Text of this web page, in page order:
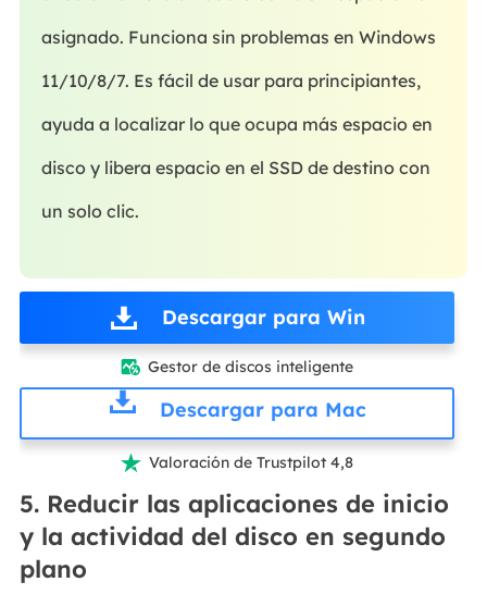
asignado. Funciona sin problemas en Windows
11/10/8/7. Es fácil de usar para principiantes,
ayuda a localizar lo que ocupa más espacio en
disco y libera espacio en el SSD de destino con
un solo clic.
Descargar para Win
 Gestor de discos inteligente
Descargar para Mac
 Valoración de Trustpilot 4,8
5. Reducir las aplicaciones de inicio
y la actividad del disco en segundo
plano